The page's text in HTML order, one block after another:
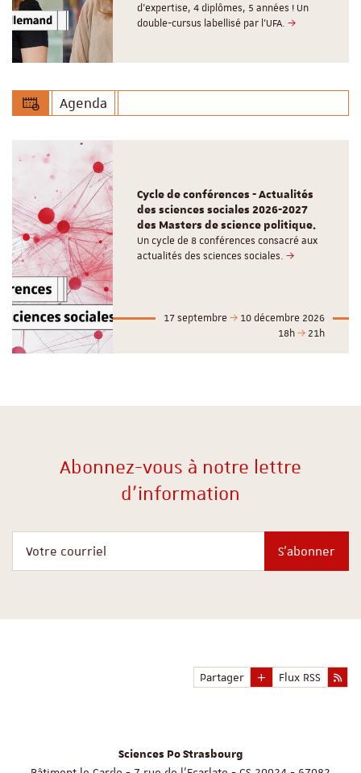
d’expertise, 4 diplômes, 5 années ! Un
double-cursus labellisé par l'UFA.
Agenda
Cycle de conférences - Actualités
des sciences sociales 2026-2027
des Masters de science politique.
Un cycle de 8 conférences consacré aux
actualités des sciences sociales.
17 septembre
10 décembre 2026
18h
21h
Abonnez-vous à notre lettre
d'information
S'abonner
Partager Flux RSS
Sciences Po Strasbourg